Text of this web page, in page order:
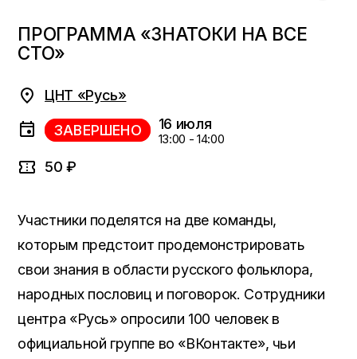
ПРОГРАММА «ЗНАТОКИ НА ВСЕ
СТО»
ЦНТ «Русь»
ЗАВЕРШЕНО 16 июля
13:00 - 14:00
50 ₽
Участники поделятся на две команды,
которым предстоит продемонстрировать
свои знания в области русского фольклора,
народных пословиц и поговорок. Сотрудники
центра «Русь» опросили 100 человек в
официальной группе во «ВКонтакте», чьи